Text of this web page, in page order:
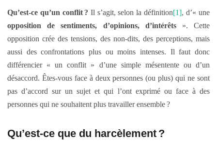
Qu’est-ce qu’un conflit? Il s’agit, selon la définition[1], d’« une
opposition de sentiments, d’opinions, d’intérêts». Cette
opposition crée des tensions, des non-dits, des perceptions, mais
aussi des confrontations plus ou moins intenses. Il faut donc
différencier « un conflit » d’une simple mésentente ou d’un
désaccord. Êtes-vous face à deux personnes (ou plus) qui ne sont
pas d’accord sur un sujet et qui l’ont exprimé ou face à des
personnes qui ne souhaitent plus travailler ensemble ?
Qu’est-ce que du harcèlement ?